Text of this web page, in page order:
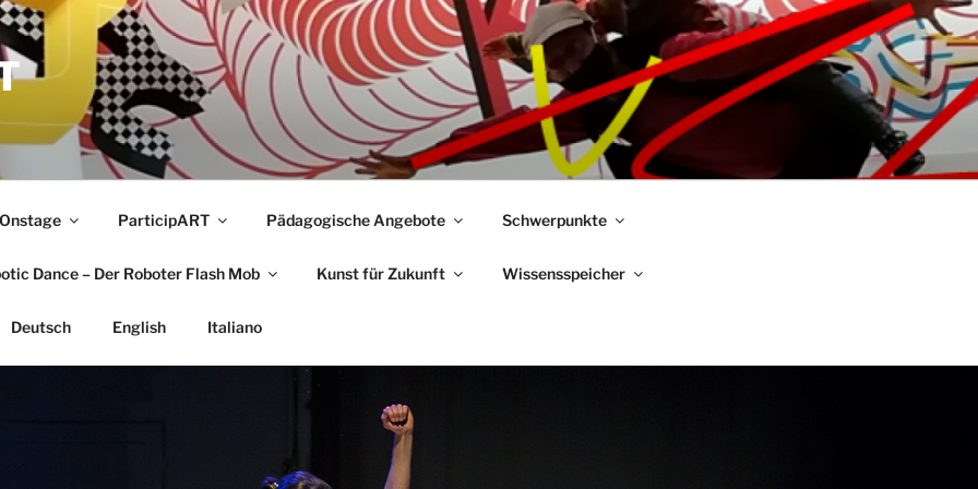
Onstage ParticipART Pädagogische Angebote Schwerpunkte
Dance – Der Roboter Flash Mob Kunst für Zukunft Wissensspeicher
Deutsch English Italiano